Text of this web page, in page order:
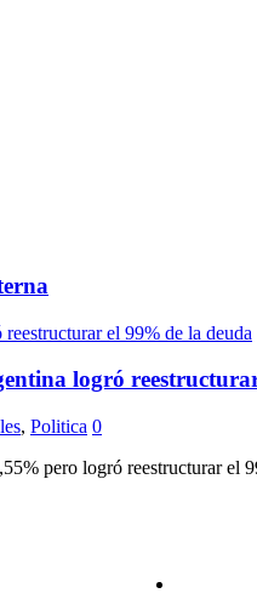
logró
, Politica 0
pero logró reestructurar